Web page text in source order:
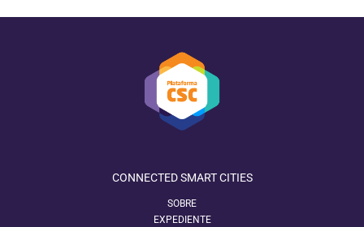
CONNECTED SMART CITIES
SOBRE
EXPEDIENTE